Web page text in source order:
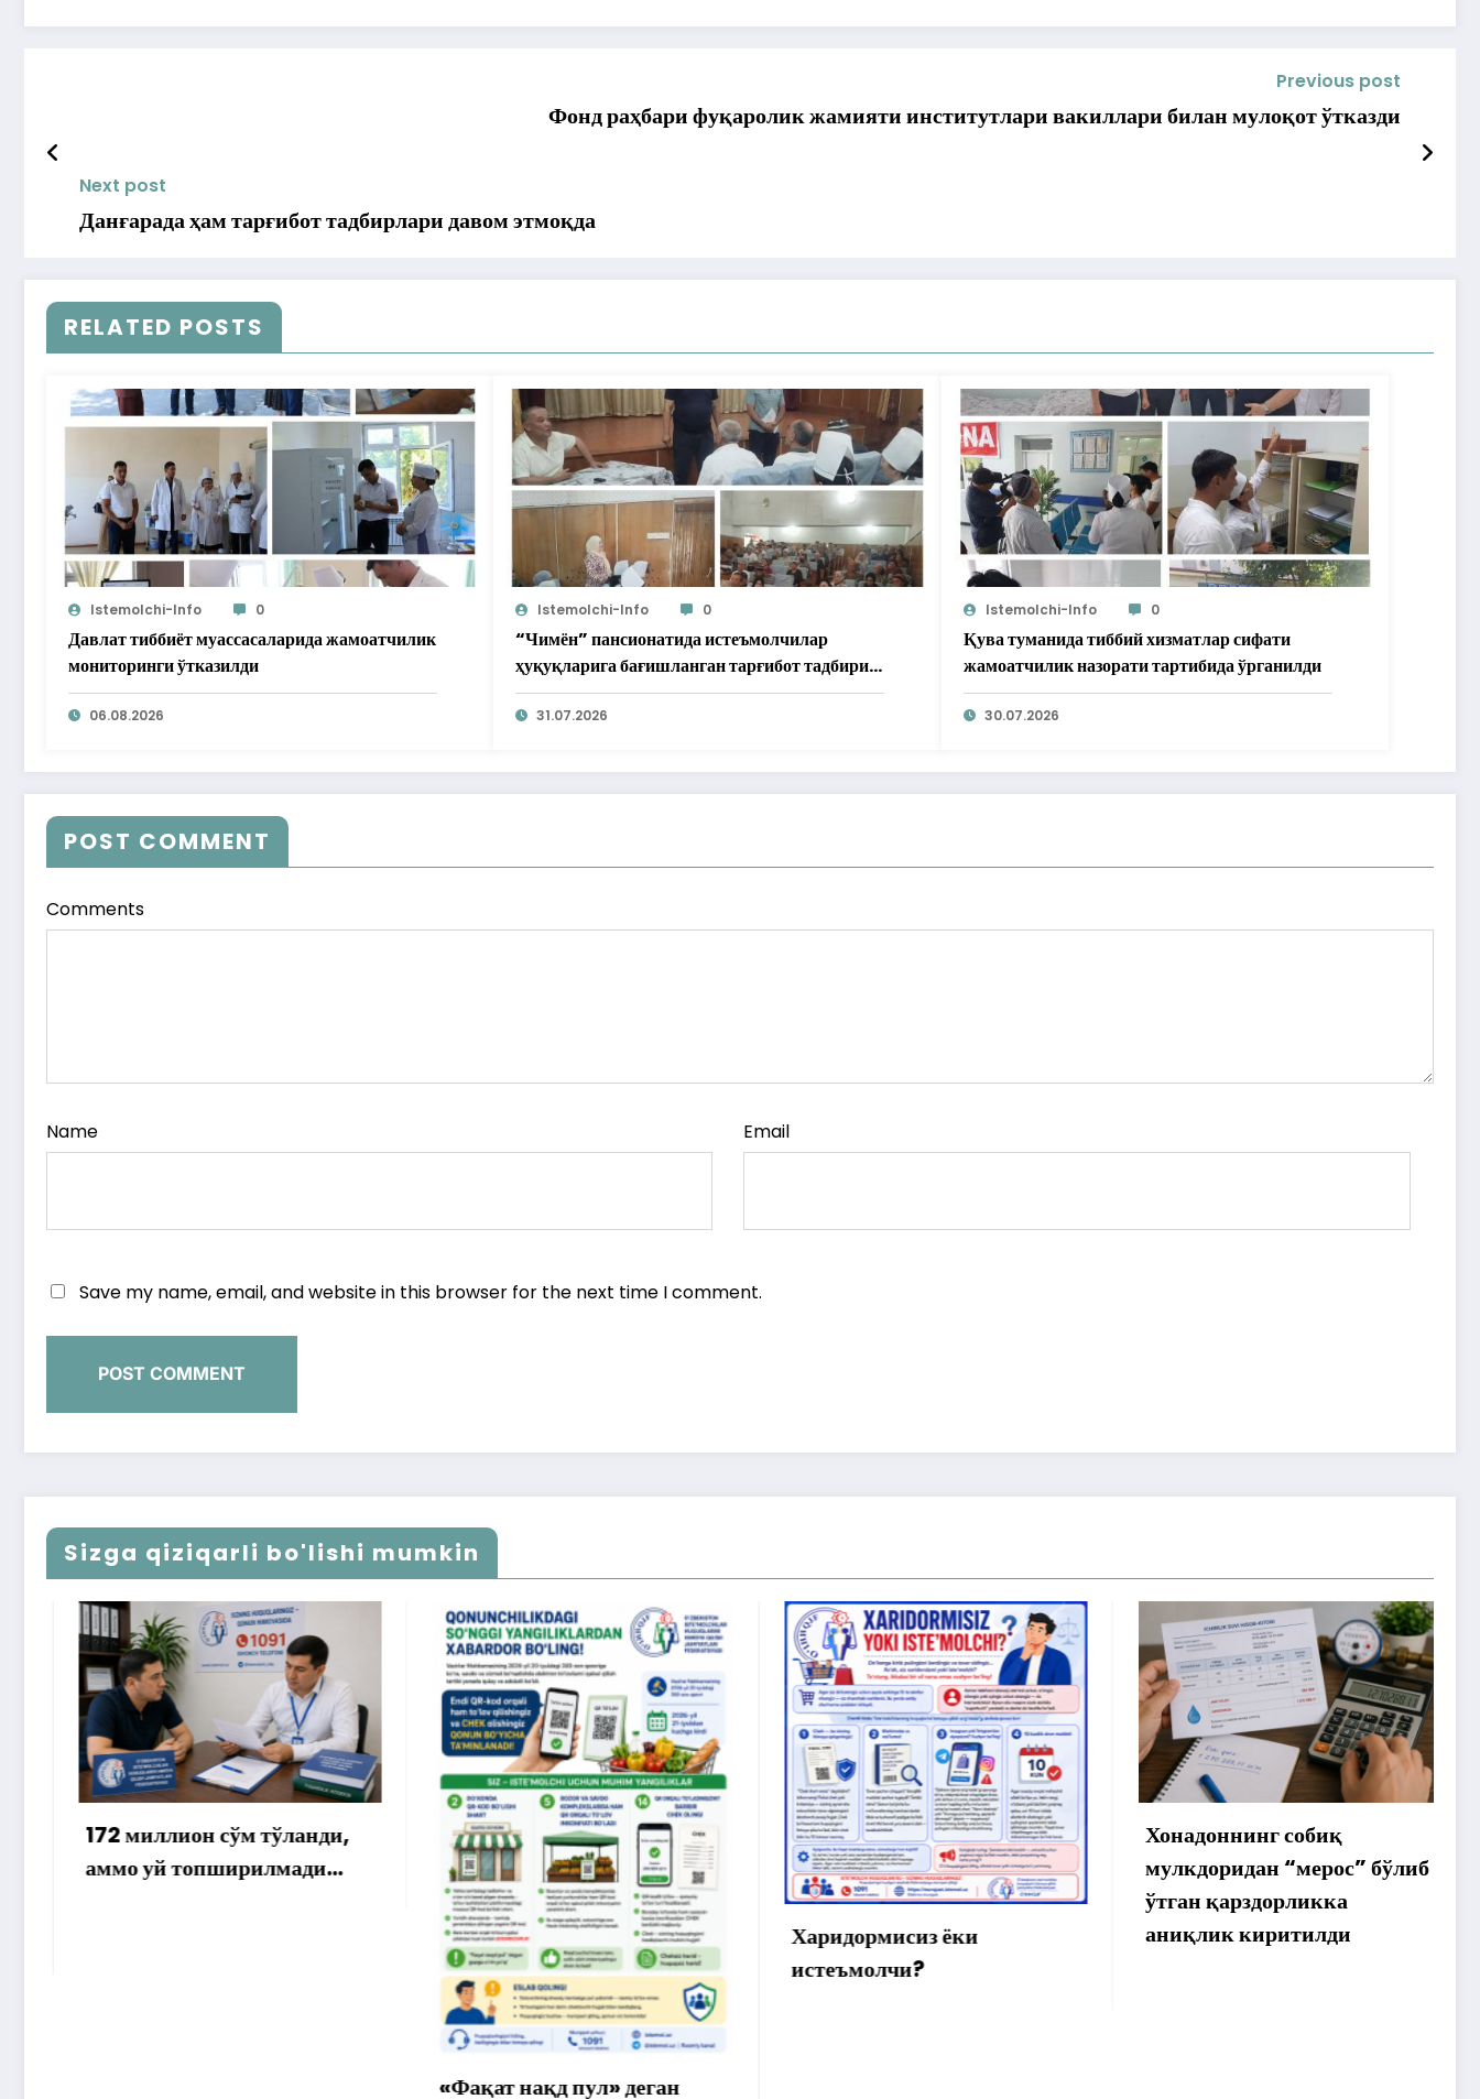
Previous post
Фонд раҳбари фуқаролик жамияти институтлари вакиллари билан мулоқот ўтказди
Next post
Данғарада ҳам тарғибот тадбирлари давом этмоқда
RELATED POSTS
Istemolchi-Info 0
Давлат тиббиёт муассасаларида жамоатчилик
мониторинги ўтказилди
06.08.2026
Istemolchi-Info 0
“Чимён” пансионатида истеъмолчилар
ҳуқуқларига бағишланган тарғибот тадбири
ўтказилди
31.07.2026
Istemolchi-Info 0
Қува туманида тиббий хизматлар сифати
жамоатчилик назорати тартибида ўрганилди
30.07.2026
POST COMMENT
Comments
Name Email
Save my name, email, and website in this browser for the next time I comment.
Sizga qiziqarli bo'lishi mumkin
тўланди,
Харидормисиз ёки
истеъмолчи?
Хонадоннинг собиқ
мулкдоридан “мерос” бўлиб
ўтган қарздорликка
аниқлик киритилди
Интернетдаги харид
ошмагани сабабли
минг сўм
қайтарилди